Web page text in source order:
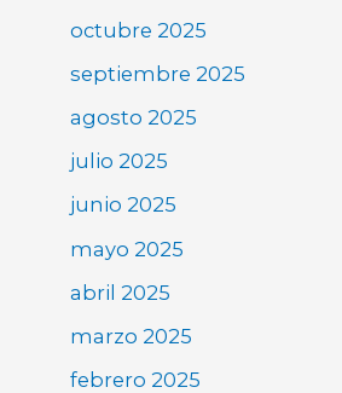
octubre 2025
septiembre 2025
agosto 2025
julio 2025
junio 2025
mayo 2025
abril 2025
marzo 2025
febrero 2025